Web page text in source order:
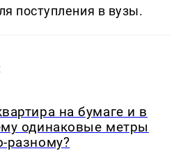
поступления в вузы.
на бумаге и в
одинаковые метры
разному?